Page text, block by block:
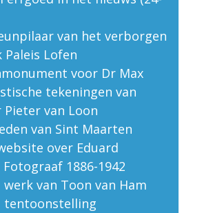
van het verborgen
Paleis Lofen
voor Dr Max
tekeningen van
Pieter van Loon
van Sint Maarten
over Eduard
Fotograaf 1886-1942
werk van Toon van Ham
tentoonstelling